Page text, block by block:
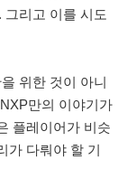
리고 이를 시도
위한 것이 아니
만의 이야기가
플레이어가 비슷
가 다뤄야 할 기